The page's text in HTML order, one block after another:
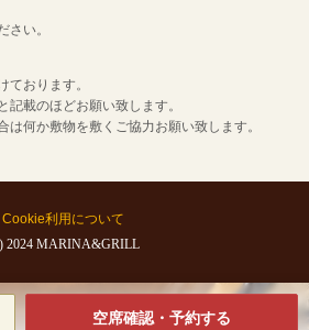
さい。
ております。
記載のほどお願い致します。
は何か敷物を敷くご協力お願い致します。
Cookie利用について
2024 MARINA&GRILL
空席確認・予約する